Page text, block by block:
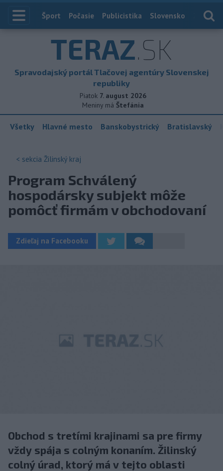
Index
Šport Počasie Publicistika Slovensko
TERAZ.SK
Spravodajský portál Tlačovej agentúry Slovenskej
republiky
Piatok 7. august 2026
Meniny má Štefánia
Všetky Hlavné mesto Banskobystrický Bratislavský
< sekcia Žilinský kraj
Program Schválený
hospodársky subjekt môže
pomôcť firmám v obchodovaní
Zdieľaj na Facebooku
Obchod s tretími krajinami sa pre firmy
vždy spája s colným konaním. Žilinský
colný úrad, ktorý má v tejto oblasti